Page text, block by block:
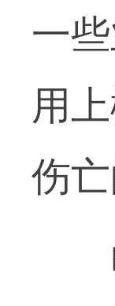
一
用
伤
电